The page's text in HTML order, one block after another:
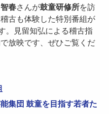
春さんが鼓童研修所を訪
古も体験した特別番組が
。見留知弘による稽古指
放映です、ぜひご覧くだ
集団 鼓童を目指す若者た